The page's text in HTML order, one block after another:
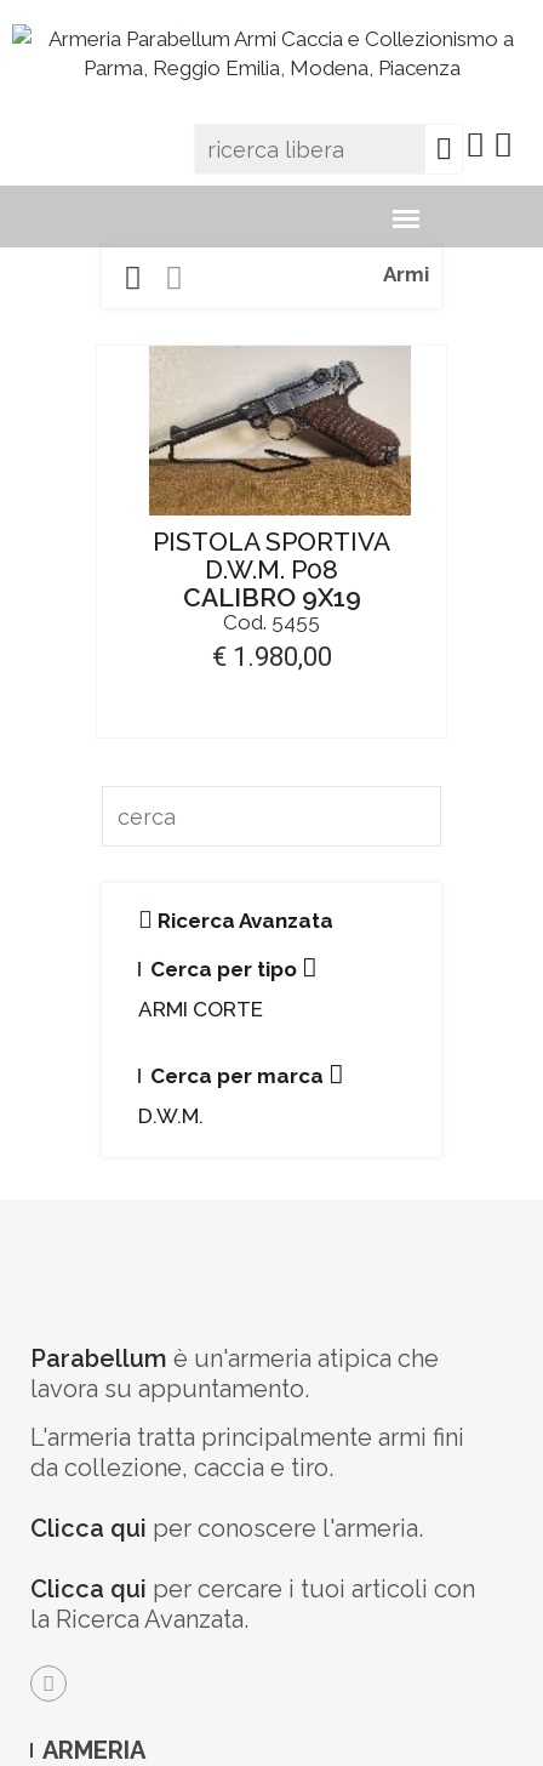
Armi
PISTOLA SPORTIVA
D.W.M. P08
CALIBRO 9X19
Cod. 5455
€ 1.980,00
Ricerca Avanzata
Cerca per tipo
ARMI CORTE
Cerca per marca
D.W.M.
Parabellum è un'armeria atipica che
lavora su appuntamento.
L'armeria tratta principalmente armi fini
da collezione, caccia e tiro.
Clicca qui per conoscere l'armeria.
Clicca qui per cercare i tuoi articoli con
la Ricerca Avanzata.
ARMERIA